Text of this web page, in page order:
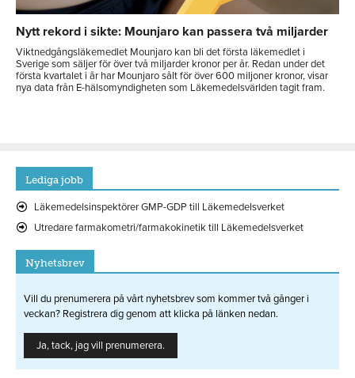
Nytt rekord i sikte: Mounjaro kan passera två miljarder
Viktnedgångsläkemedlet Mounjaro kan bli det första läkemedlet i
Sverige som säljer för över två miljarder kronor per år. Redan under det
första kvartalet i år har Mounjaro sålt för över 600 miljoner kronor, visar
nya data från E-hälsomyndigheten som Läkemedelsvärlden tagit fram.
Lediga jobb
Läkemedelsinspektörer GMP-GDP till Läkemedelsverket
Utredare farmakometri/farmakokinetik till Läkemedelsverket
Nyhetsbrev
Vill du prenumerera på vårt nyhetsbrev som kommer två gånger i
veckan? Registrera dig genom att klicka på länken nedan.
Ja, tack, jag vill prenumerera.